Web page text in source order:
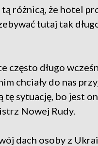
różnicą, że hotel
tutaj tak
często długo
chciały do nas
sytuację, bo jest
Nowej Rudy.
dach osoby z